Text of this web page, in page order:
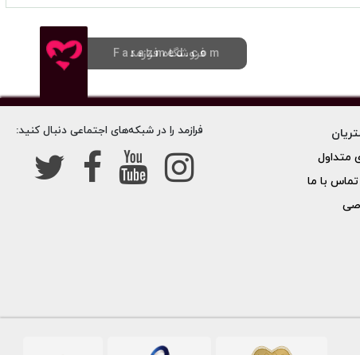
فروشگاه فرازمد
Farazmed.com
تماس با ما
فرازمد را در شبکه‌های اجتماعی دنبال کنید: